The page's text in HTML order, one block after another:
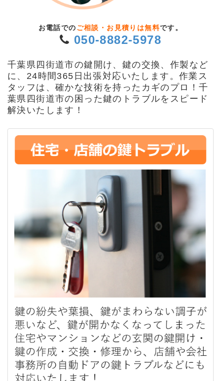
お電話での ご相談・お見積りは無料です。
050-8882-5978
千葉県四街道市の鍵開け、鍵の交換、作製など
に、24時間365日出張対応いたします。作業ス
タッフは、確かな技術を持ったカギのプロ！千
葉県四街道市の困った鍵のトラブルをスピード
解決いたします！